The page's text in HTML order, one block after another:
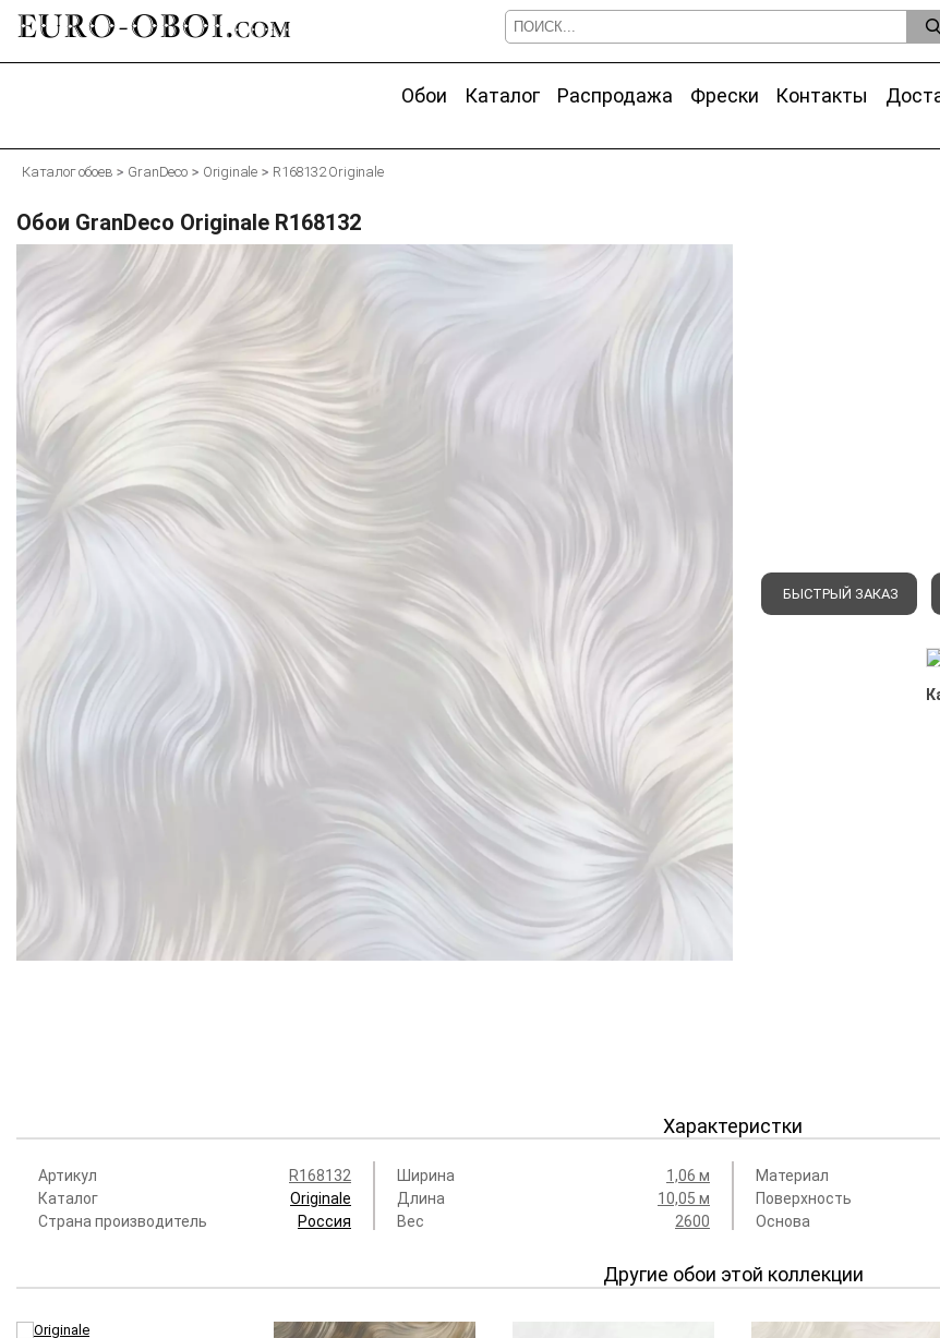
EURO-OBOI.com
Обои Каталог Распродажа Фрески Контакты
Каталог обоев GranDeco Originale R168132 Originale
Обои GranDeco Originale R168132
БЫСТРЫЙ ЗАКАЗ
Характеристки
Артикул
R168132
Каталог
Originale
Страна производитель
Россия
Ширина
1,06 м
Длина
10,05 м
Вес
2600
Материал
Поверхность
Основа
Другие обои этой коллекции